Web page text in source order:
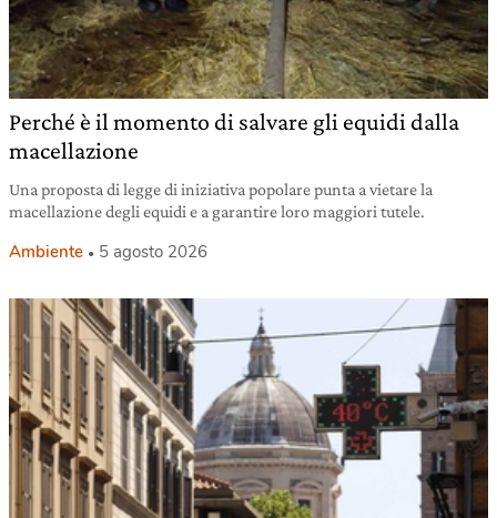
Perché è il momento di salvare gli equidi dalla
macellazione
Una proposta di legge di iniziativa popolare punta a vietare la
macellazione degli equidi e a garantire loro maggiori tutele.
Ambiente 5 agosto 2026